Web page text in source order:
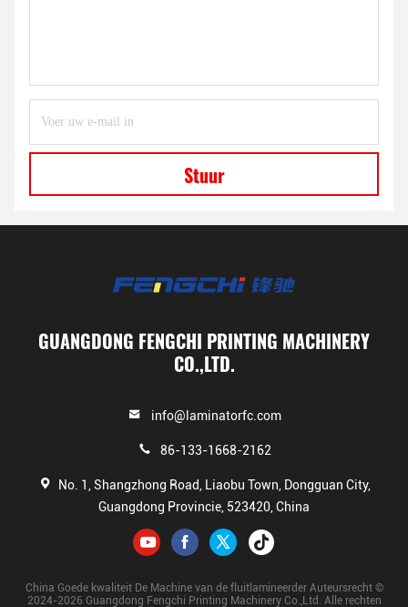
Stuur
GUANGDONG FENGCHI PRINTING MACHINERY
CO.,LTD.
info@laminatorfc.com
86-133-1668-2162
No. 1, Shangzhong Road, Liaobu Town, Dongguan City,
Guangdong Provincie, 523420, China
China Goede kwaliteit De Machine van de fluitlamineerder Auteursrecht ©
2024-2026 Guangdong Fengchi Printing Machinery Co.,Ltd. Alle rechten